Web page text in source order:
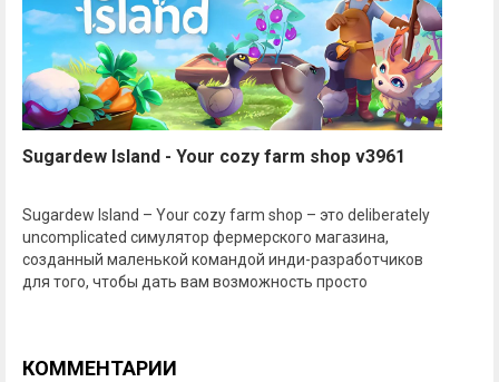
Sugardew Island - Your cozy farm shop v3961
Sugardew Island – Your cozy farm shop – это deliberately
uncomplicated симулятор фермерского магазина,
созданный маленькой командой инди-разработчиков
для того, чтобы дать вам возможность просто
КОММЕНТАРИИ